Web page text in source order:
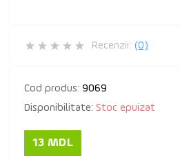
Recenzii: (0)
Cod produs: 9069
Disponibilitate: Stoc epuizat
13 MDL